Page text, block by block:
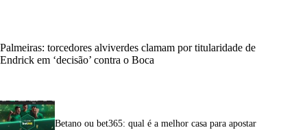
Palmeiras: torcedores alviverdes clamam por titularidade de
Endrick em ‘decisão’ contra o Boca
Betano ou bet365: qual é a melhor casa para apostar